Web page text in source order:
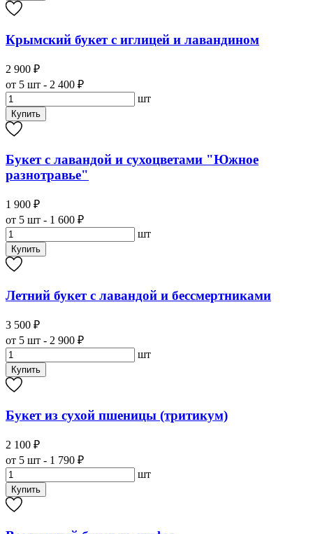
Крымский букет с иглицей и лавандином
2 900 ₽
от 5 шт - 2 400 ₽
шт
Купить
Букет с лавандой и сухоцветами "Южное
разнотравье"
1 900 ₽
от 5 шт - 1 600 ₽
шт
Купить
Летний букет с лавандой и бессмертниками
3 500 ₽
от 5 шт - 2 900 ₽
шт
Купить
Букет из сухой пшеницы (тритикум)
2 100 ₽
от 5 шт - 1 790 ₽
шт
Купить